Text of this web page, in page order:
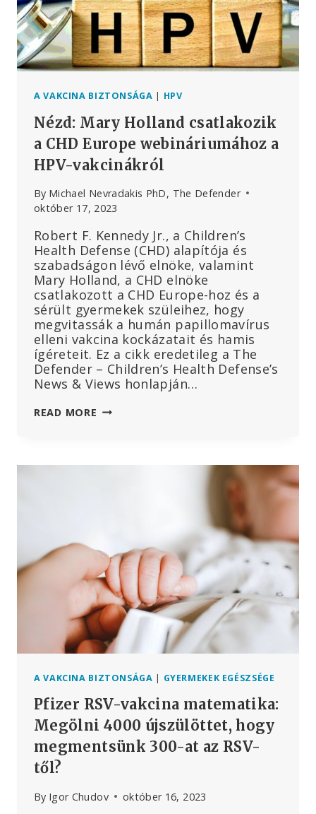
A VAKCINA BIZTONSÁGA | HPV
Nézd: Mary Holland csatlakozik
a CHD Europe webináriumához a
HPV-vakcinákról
By Michael Nevradakis PhD, The Defender
október 17, 2023
Robert F. Kennedy Jr., a Children’s
Health Defense (CHD) alapítója és
szabadságon lévő elnöke, valamint
Mary Holland, a CHD elnöke
csatlakozott a CHD Europe-hoz és a
sérült gyermekek szüleihez, hogy
megvitassák a humán papillomavírus
elleni vakcina kockázatait és hamis
ígéreteit. Ez a cikk eredetileg a The
Defender – Children’s Health Defense’s
News & Views honlapján…
READ MORE NÉZD:
VAKCINÁKRÓL
A VAKCINA BIZTONSÁGA | GYERMEKEK EGÉSZSÉGE
Pfizer RSV-vakcina matematika:
Megölni 4000 újszülöttet, hogy
megmentsünk 300-at az RSV-
től?
By Igor Chudov október 16, 2023